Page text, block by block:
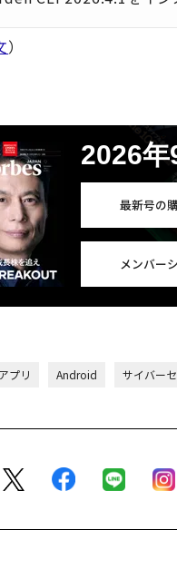
）
2026年
最新号の
メンバー
アプリ Android サイバー